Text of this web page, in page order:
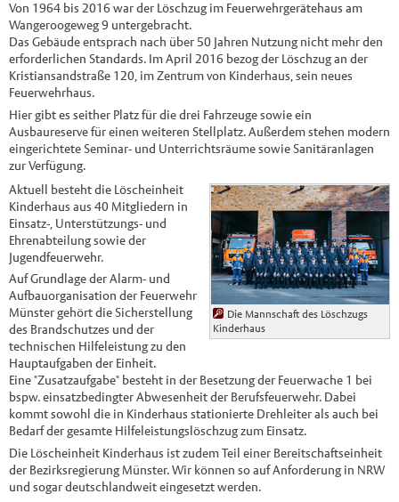
Von 1964 bis 2016 war der Löschzug im Feuerwehrgerätehaus am
Wangeroogeweg 9 untergebracht.
Das Gebäude entsprach nach über 50 Jahren Nutzung nicht mehr den
erforderlichen Standards. Im April 2016 bezog der Löschzug an der
Kristiansandstraße 120, im Zentrum von Kinderhaus, sein neues
Feuerwehrhaus.
Hier gibt es seither Platz für die drei Fahrzeuge sowie ein
Ausbaureserve für einen weiteren Stellplatz. Außerdem stehen modern
eingerichtete Seminar- und Unterrichtsräume sowie Sanitäranlagen
zur Verfügung.
Die Mannschaft des Löschzugs
Kinderhaus
Aktuell besteht die Löscheinheit
Kinderhaus aus 40 Mitgliedern in
Einsatz-, Unterstützungs- und
Ehrenabteilung sowie der
Jugendfeuerwehr.
Auf Grundlage der Alarm- und
Aufbauorganisation der Feuerwehr
Münster gehört die Sicherstellung
des Brandschutzes und der
technischen Hilfeleistung zu den
Hauptaufgaben der Einheit.
Eine "Zusatzaufgabe" besteht in der Besetzung der Feuerwache 1 bei
bspw. einsatzbedingter Abwesenheit der Berufsfeuerwehr. Dabei
kommt sowohl die in Kinderhaus stationierte Drehleiter als auch bei
Bedarf der gesamte Hilfeleistungslöschzug zum Einsatz.
Die Löscheinheit Kinderhaus ist zudem Teil einer Bereitschaftseinheit
der Bezirksregierung Münster. Wir können so auf Anforderung in NRW
und sogar deutschlandweit eingesetzt werden.